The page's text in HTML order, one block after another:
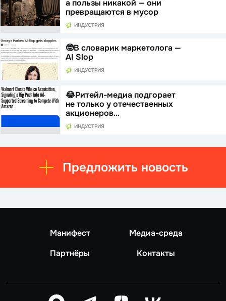
а пользы никакой — они
превращаются в мусор
ИНДУСТРИЯ
🤓В словарик маркетолога —
AI Slop
ИНДУСТРИЯ
😂Ритейл-медиа подгорает
не только у отечественных
акционеров…
ИНДУСТРИЯ
Предложить новость
Манифест
Медиа-среда
Партнёры
Контакты